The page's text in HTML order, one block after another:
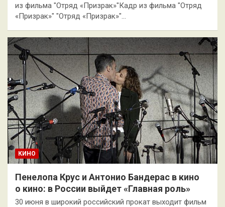
из фильма "Отряд «Призрак»"Кадр из фильма "Отряд
«Призрак»" "Отряд «Призрак»"…
КИНО
Пенелопа Крус и Антонио Бандерас в кино
о кино: в России выйдет «Главная роль»
30 июня в широкий российский прокат выходит фильм